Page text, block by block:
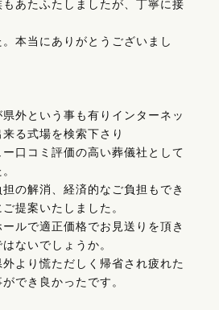
あたふたしましたが、丁寧に接
本当にありがとうございまし
外という事も有りインターネッ
る式場を検索下さり
口コミ評価の高い葬儀社として
の解消、経済的なご負担もでき
提案いたしました。
ルで適正価格でお見送りを頂き
ないでしょうか。
より慌ただしく帰省され疲れた
でき良かったです。